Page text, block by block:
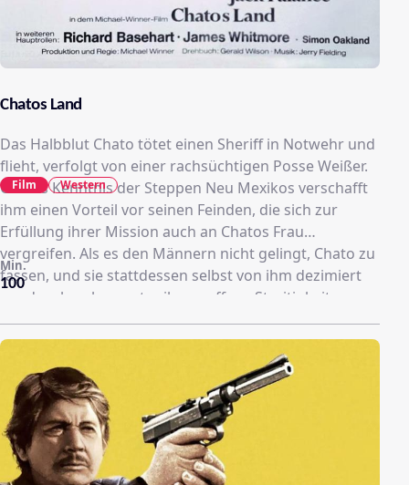
Chatos Land
Das Halbblut Chato tötet einen Sheriff in Notwehr und
flieht, verfolgt von einer rachsüchtigen Posse Weißer.
Chatos Kenntnis der Steppen Neu Mexikos verschafft
ihm einen Vorteil vor seinen Feinden, die sich zur
Erfüllung ihrer Mission auch an Chatos Frau
vergreifen. Als es den Männern nicht gelingt, Chato zu
fassen, und sie stattdessen selbst von ihm dezimiert
werden, brechen unter ihnen offene Streitigkeiten
aus...
100
Min.
Film Western